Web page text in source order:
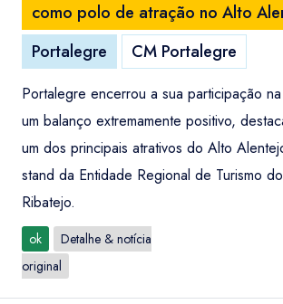
como polo de atração no Alto
Portalegre
CM Portalegre
Portalegre encerrou a sua participação
um balanço extremamente positivo,
um dos principais atrativos do Alto
stand da Entidade Regional de Turismo
Ribatejo.
ok
Detalhe & notícia
original